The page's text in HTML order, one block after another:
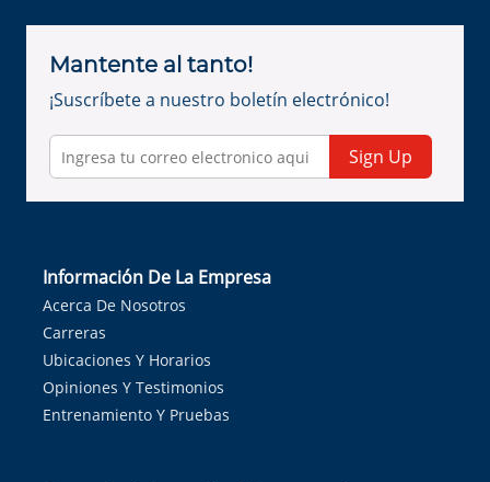
Mantente al tanto!
¡Suscríbete a nuestro boletín electrónico!
Sign Up
Información De La Empresa
Acerca De Nosotros
Carreras
Ubicaciones Y Horarios
Opiniones Y Testimonios
Entrenamiento Y Pruebas